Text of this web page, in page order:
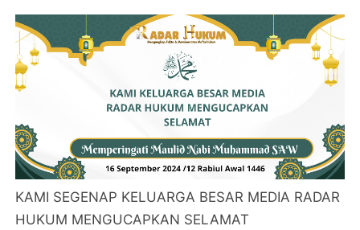
KAMI SEGENAP KELUARGA BESAR MEDIA RADAR
HUKUM MENGUCAPKAN SELAMAT